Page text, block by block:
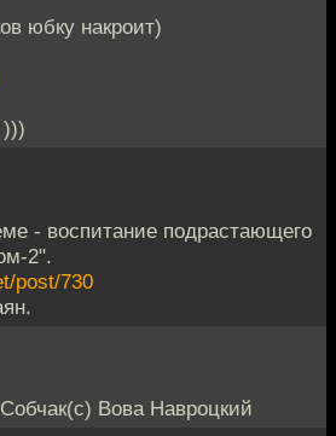
юбку накроит)
- воспитание подрастающего
2".
post/730
Вова Навроцкий